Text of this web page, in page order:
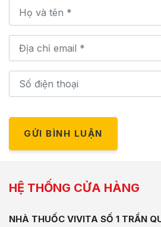
GỬI BÌNH LUẬN
HỆ THỐNG CỬA HÀNG
NHÀ THUỐC VIVITA SỐ 1 TRẦN